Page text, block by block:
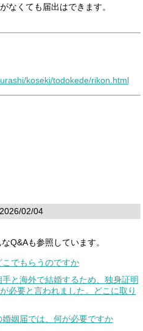
くても届出はできます。
koseki/todokede/rikon.html
02/04
Q&Aも参照しています。
でもらうのですか
と海外で結婚するため、独身証明
必要と言われました。どこに取り
姻届では、何が必要ですか